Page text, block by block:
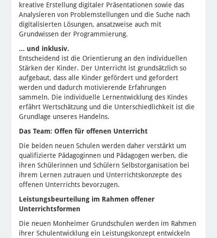
kreative Erstellung digitaler Präsentationen sowie das
Analysieren von Problemstellungen und die Suche nach
digitalisierten Lösungen, ansatzweise auch mit
Grundwissen der Programmierung.
... und inklusiv.
Entscheidend ist die Orientierung an den individuellen
Stärken der Kinder. Der Unterricht ist grundsätzlich so
aufgebaut, dass alle Kinder gefördert und gefordert
werden und dadurch motivierende Erfahrungen
sammeln. Die individuelle Lernentwicklung des Kindes
erfährt Wertschätzung und die Unterschiedlichkeit ist die
Grundlage unseres Handelns.
Das Team: Offen für offenen Unterricht
Die beiden neuen Schulen werden daher verstärkt um
qualifizierte Pädagoginnen und Pädagogen werben, die
ihren Schülerinnen und Schülern Selbstorganisation bei
ihrem Lernen zutrauen und Unterrichtskonzepte des
offenen Unterrichts bevorzugen.
Leistungsbeurteilung im Rahmen offener
Unterrichtsformen
Die neuen Monheimer Grundschulen werden im Rahmen
ihrer Schulentwicklung ein Leistungskonzept entwickeln